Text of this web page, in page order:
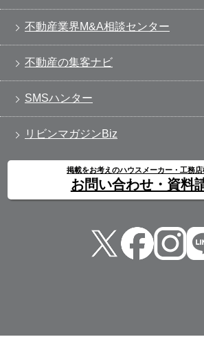
不動産業界M&A相談センター
不動産の集客ナビ
SMSハンター
リビンマガジンBiz
掲載をお考えのハウスメーカー・工務
お問い合わせ・資料